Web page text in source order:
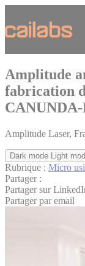
Cookies
Amplitude
fabrication
Amplitude Laser,
Dark mode Light
Rubrique : Micro
Partager :
Partager sur
Partager par email